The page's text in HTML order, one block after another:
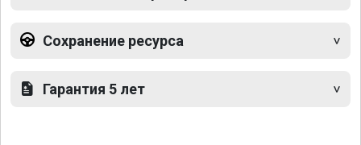
Сохранение ресурса
Гарантия 5 лет